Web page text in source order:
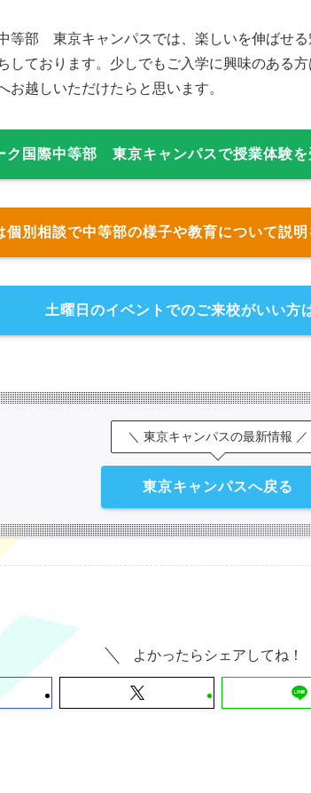
等部 東京キャンパスでは、楽しいを伸ばせ
しております。少しでもご入学に興味のある
お越しいただけたらと思います。
ク国際中等部 東京キャンパスで授業体験を
個別相談で中等部の様子や教育について説
土曜日のイベントでのご来校がいい方
＼ 東京キャンパスの最新情報 ／
東京キャンパスへ戻る
よかったらシェアしてね！